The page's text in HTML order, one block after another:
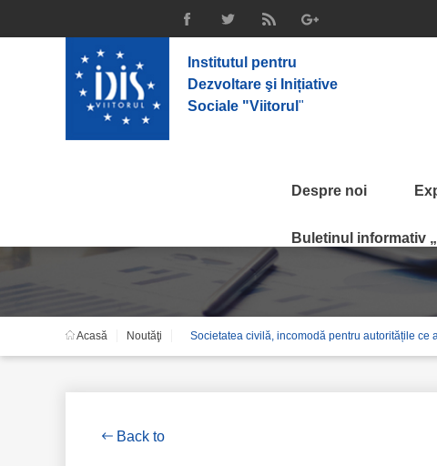
Institutul pentru
Dezvoltare şi Inițiative
Sociale "Viitorul "
Despre noi
Buletinul informativ
Acasă Noutăţi Societatea civilă, incomodă pentru autoritățile ce
Back to